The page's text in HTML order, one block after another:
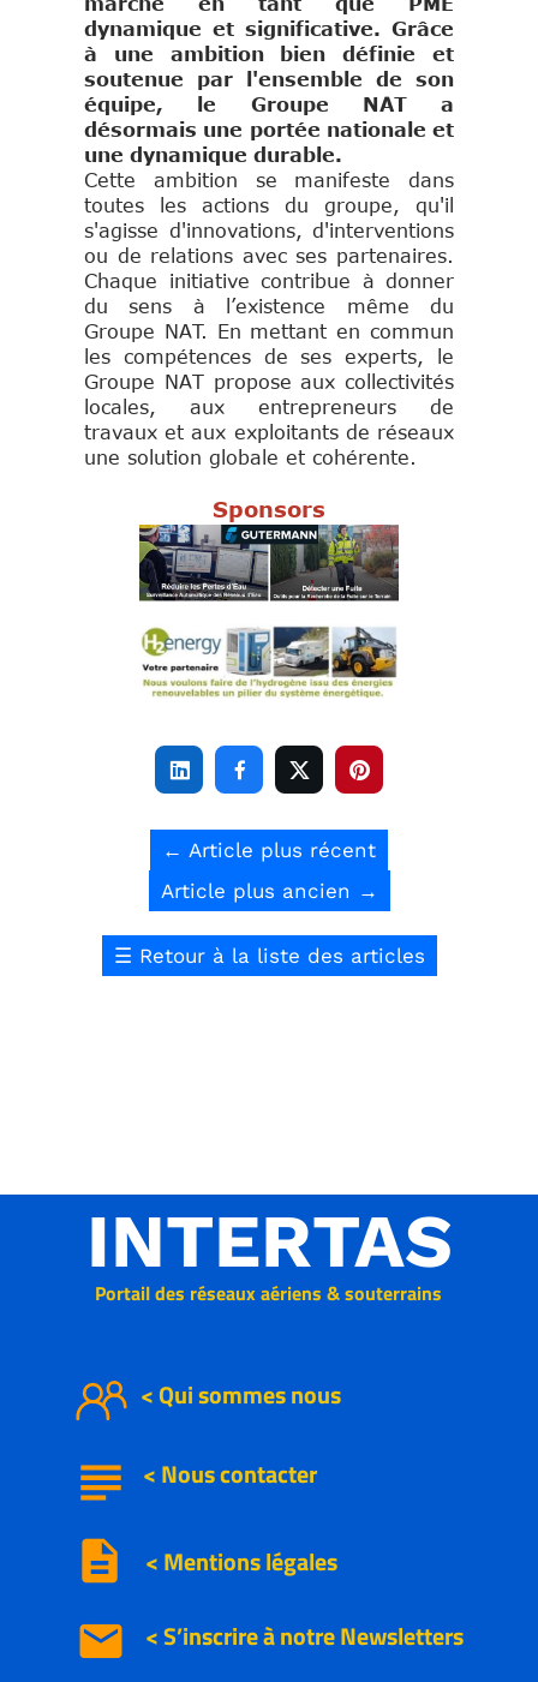
description
subject
email
INTERTAS
<Nouscontacter
< Qui sommes nous
< S’inscrire à notreNewsletters
< Mentions légales
Portail des réseaux aériens & souterrains
dynamique et significative. Grâce
à une ambition bien définie et
soutenue par l'ensemble de son
équipe, le Groupe NAT a
désormais une portée nationale et
une dynamique durable.
Cette ambition se manifeste dans
toutes les actions du groupe, qu'il
s'agisse d'innovations, d'interventions
ou de relations avec ses partenaires.
Chaque initiative contribue à donner
du sens à l’existence même du
Groupe NAT.
En mettant en commun
les compétences de ses experts, le
Groupe NAT propose aux collectivités
locales, aux entrepreneurs de
travaux et aux exploitants de réseaux
une solution globale et cohérente.
Sponsors
   
← Article plus récent
Article plus ancien →
☰ Retour à la liste des articles